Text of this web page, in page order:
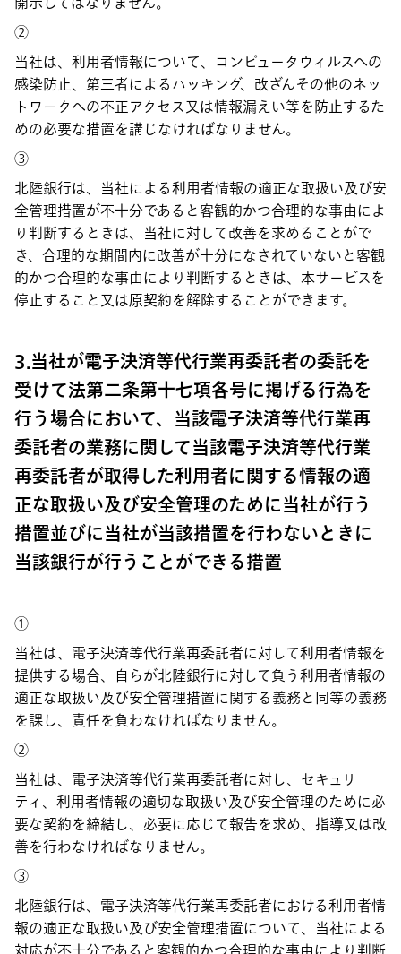
②
当社は、利用者情報について、コンピュータウィルスへの
感染防止、第三者によるハッキング、改ざんその他のネッ
トワークへの不正アクセス又は情報漏えい等を防止するた
めの必要な措置を講じなければなりません。
③
北陸銀行は、当社による利用者情報の適正な取扱い及び安
全管理措置が不十分であると客観的かつ合理的な事由によ
り判断するときは、当社に対して改善を求めることがで
き、合理的な期間内に改善が十分になされていないと客観
的かつ合理的な事由により判断するときは、本サービスを
停止すること又は原契約を解除することができます。
3.当社が電子決済等代行業再委託者の委託を
受けて法第二条第十七項各号に掲げる行為を
行う場合において、当該電子決済等代行業再
委託者の業務に関して当該電子決済等代行業
再委託者が取得した利用者に関する情報の適
正な取扱い及び安全管理のために当社が行う
措置並びに当社が当該措置を行わないときに
当該銀行が行うことができる措置
①
当社は、電子決済等代行業再委託者に対して利用者情報を
提供する場合、自らが北陸銀行に対して負う利用者情報の
適正な取扱い及び安全管理措置に関する義務と同等の義務
を課し、責任を負わなければなりません。
②
当社は、電子決済等代行業再委託者に対し、セキュリ
ティ、利用者情報の適切な取扱い及び安全管理のために必
要な契約を締結し、必要に応じて報告を求め、指導又は改
善を行わなければなりません。
③
北陸銀行は、電子決済等代行業再委託者における利用者情
報の適正な取扱い及び安全管理措置について、当社による